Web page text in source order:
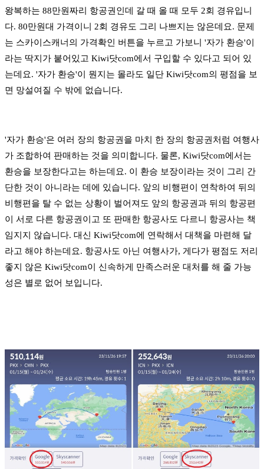
왕복하는 88만원짜리 항공권인데 갈 때 올 때 모두 2회 경유입니
다. 80만원대 가격이니 2회 경유도 그리 나쁘지는 않은데요. 문제
는 스카이스캐너의 가격확인 버튼을 누르고 가보니 '자가 환승'이
라는 딱지가 붙어있고 Kiwi닷com에서 구입할 수 있다고 되어 있
는데요. '자가 환승'이 뭔지는 몰라도 일단 Kiwi닷com의 평점을 보
면 망설여질 수 밖에 없습니다.
'자가 환승'은 여러 장의 항공권을 마치 한 장의 항공권처럼 여행사
가 조합하여 판매하는 것을 의미합니다. 물론, Kiwi닷com에서는
환승을 보장한다고는 하는데요. 이 환승 보장이라는 것이 그리 간
단한 것이 아니라는 데에 있습니다. 앞의 비행편이 연착하여 뒤의
비행편을 탈 수 없는 상황이 벌어져도 앞의 항공권과 뒤의 항공편
이 서로 다른 항공권이고 또 판매한 항공사도 다르니 항공사는 책
임지지 않습니다. 대신 Kiwi닷com에 연락해서 대책을 마련해 달
라고 해야 하는데요. 항공사도 아닌 여행사가, 게다가 평점도 저리
좋지 않은 Kiwi닷com이 신속하게 만족스러운 대처를 해 줄 가능
성은 별로 없어 보입니다.